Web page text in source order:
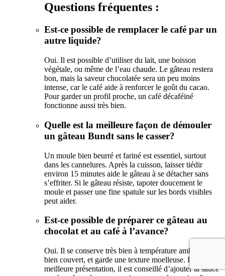
Questions fréquentes :
Est-ce possible de remplacer le café par un
autre liquide?
Oui. Il est possible d’utiliser du lait, une boisson
végétale, ou même de l’eau chaude. Le gâteau restera
bon, mais la saveur chocolatée sera un peu moins
intense, car le café aide à renforcer le goût du cacao.
Pour garder un profil proche, un café décaféiné
fonctionne aussi très bien.
Quelle est la meilleure façon de démouler
un gâteau Bundt sans le casser?
Un moule bien beurré et fariné est essentiel, surtout
dans les cannelures. Après la cuisson, laisser tiédir
environ 15 minutes aide le gâteau à se détacher sans
s’effriter. Si le gâteau résiste, tapoter doucement le
moule et passer une fine spatule sur les bords visibles
peut aider.
Est-ce possible de préparer ce gâteau au
chocolat et au café à l’avance?
Oui. Il se conserve très bien à température ambiante,
bien couvert, et garde une texture moelleuse. Pour une
meilleure présentation, il est conseillé d’ajouter la sauce